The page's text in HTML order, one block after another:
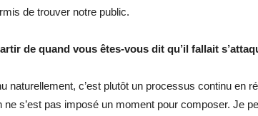
de trouver notre public.
de quand vous êtes-vous dit qu’il fallait
naturellement, c’est plutôt un processus continu en
s’est pas imposé un moment pour composer. Je